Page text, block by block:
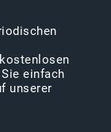
einfach
unserer